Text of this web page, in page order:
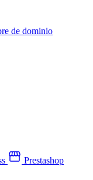
de dominio
Prestashop